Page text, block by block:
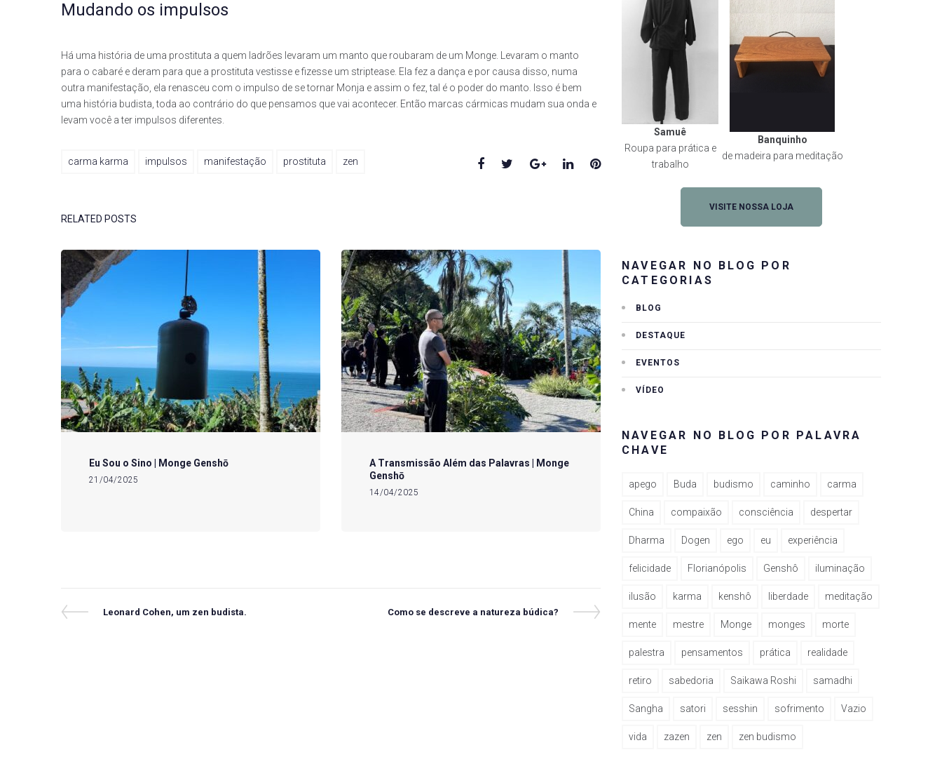
Mudando os impulsos
Há uma história de uma prostituta a quem ladrões levaram um manto que roubaram de um Monge. Levaram o manto
para o cabaré e deram para que a prostituta vestisse e fizesse um striptease. Ela fez a dança e por causa disso, numa
outra manifestação, ela renasceu com o impulso de se tornar Monja e assim o fez, tal é o poder do manto. Isso é bem
uma história budista, toda ao contrário do que pensamos que vai acontecer. Então marcas cármicas mudam sua onda e
levam você a ter impulsos diferentes.
carma karma impulsos manifestação prostituta zen Facebook
TwitterGoogle+LinkedInPinterest
RELATED POSTS
Eu Sou o Sino | Monge Genshō
21/04/2025
A Transmissão Além das Palavras | Monge
Genshō
14/04/2025
Navegação
Previous
Leonard Cohen, um zen budista.
Next
Como se descreve a natureza búdica?
Samuê
Roupa para prática e
trabalho
Banquinho
de madeira para meditação
VISITE NOSSA LOJA
NAVEGAR NO BLOG POR
CATEGORIAS
BLOG
DESTAQUE
EVENTOS
VÍDEO
NAVEGAR NO BLOG POR PALAVRA
CHAVE
apego Buda budismo caminho carma
China compaixão consciência despertar
Dharma Dogen ego eu experiência
felicidade Florianópolis Genshô iluminação
ilusão karma kenshô liberdade meditação
mente mestre Monge monges morte
palestra pensamentos prática realidade
retiro sabedoria Saikawa Roshi samadhi
Sangha satori sesshin sofrimento Vazio
vida zazen zen zen budismo